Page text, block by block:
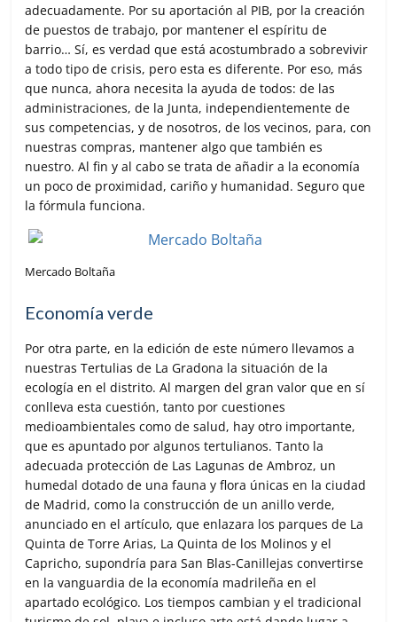
adecuadamente. Por su aportación al PIB, por la creación
de puestos de trabajo, por mantener el espíritu de
barrio… Sí, es verdad que está acostumbrado a sobrevivir
a todo tipo de crisis, pero esta es diferente. Por eso, más
que nunca, ahora necesita la ayuda de todos: de las
administraciones, de la Junta, independientemente de
sus competencias, y de nosotros, de los vecinos, para, con
nuestras compras, mantener algo que también es
nuestro. Al fin y al cabo se trata de añadir a la economía
un poco de proximidad, cariño y humanidad. Seguro que
la fórmula funciona.
Mercado Boltaña
Economía verde
Por otra parte, en la edición de este número llevamos a
nuestras Tertulias de La Gradona la situación de la
ecología en el distrito. Al margen del gran valor que en sí
conlleva esta cuestión, tanto por cuestiones
medioambientales como de salud, hay otro importante,
que es apuntado por algunos tertulianos. Tanto la
adecuada protección de Las Lagunas de Ambroz, un
humedal dotado de una fauna y flora únicas en la ciudad
de Madrid, como la construcción de un anillo verde,
anunciado en el artículo, que enlazara los parques de La
Quinta de Torre Arias, La Quinta de los Molinos y el
Capricho, supondría para San Blas-Canillejas convertirse
en la vanguardia de la economía madrileña en el
apartado ecológico. Los tiempos cambian y el tradicional